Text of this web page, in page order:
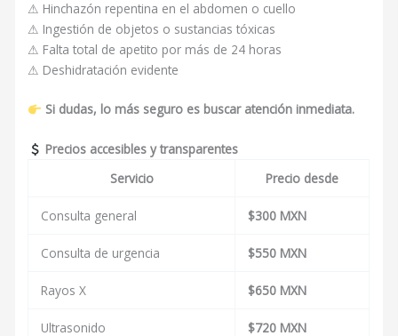
⚠ Hinchazón repentina en el abdomen o cuello
⚠ Ingestión de objetos o sustancias tóxicas
⚠ Falta total de apetito por más de 24 horas
⚠ Deshidratación evidente
Si dudas, lo más seguro es buscar atención inmediata.
Precios accesibles y transparentes
Servicio
Precio desde
Consulta general $300 MXN
Consulta de urgencia $550 MXN
Rayos X $650 MXN
Ultrasonido $720 MXN